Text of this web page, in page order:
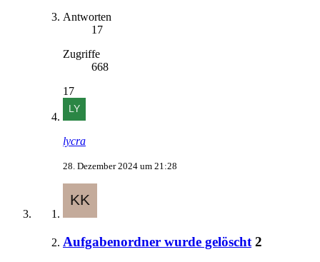
Antworten
17
Zugriffe
668
17
lycra
28. Dezember 2024 um 21:28
Aufgabenordner wurde gelöscht 2